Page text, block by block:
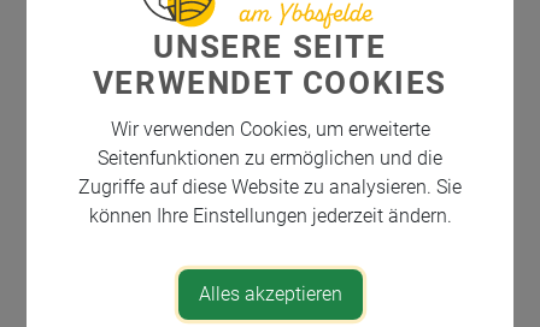
UNSERE SEITE
VERWENDET COOKIES
Wir verwenden Cookies, um erweiterte
Seitenfunktionen zu ermöglichen und die
Zugriffe auf diese Website zu analysieren. Sie
können Ihre Einstellungen jederzeit ändern.
Alles akzeptieren